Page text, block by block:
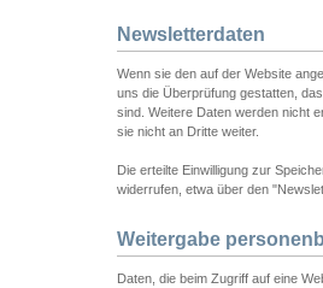
Newsletterdaten
Wenn sie den auf der Website
uns die Überprüfung gestatten,
sind. Weitere Daten werden nicht
sie nicht an Dritte weiter.
Die erteilte Einwilligung zur
widerrufen, etwa über den
Weitergabe
Daten, die beim Zugriff auf eine